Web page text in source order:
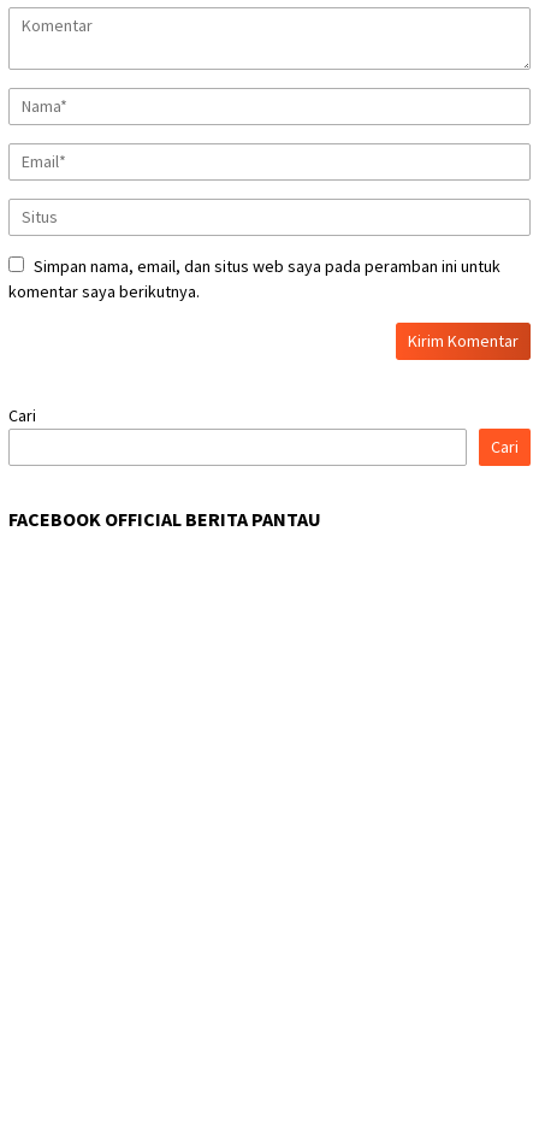
Simpan nama, email, dan situs web saya pada peramban ini untuk
komentar saya berikutnya.
Cari
Cari
FACEBOOK OFFICIAL BERITA PANTAU